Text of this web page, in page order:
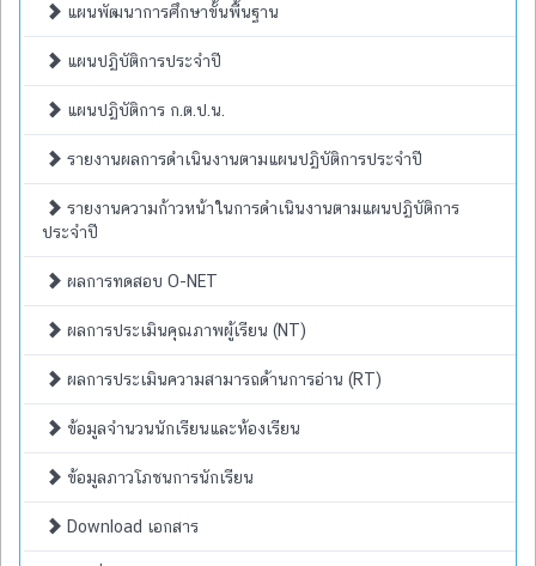
แผนพัฒนาการศึกษาขั้นพื้นฐาน
แผนปฏิบัติการประจำปี
แผนปฏิบัติการ ก.ต.ป.น.
รายงานผลการดำเนินงานตามแผนปฏิบัติการประจำปี
รายงานความก้าวหน้าในการดำเนินงานตามแผนปฏิบัติการ
ประจำปี
ผลการทดสอบ O-NET
ผลการประเมินคุณภาพผู้เรียน (NT)
ผลการประเมินความสามารถด้านการอ่าน (RT)
ข้อมูลจำนวนนักเรียนและห้องเรียน
ข้อมูลภาวโภชนการนักเรียน
Download เอกสาร